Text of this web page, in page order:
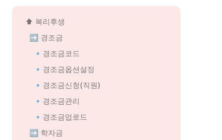
⬆️ 복리후생
➡️ 경조금
🔹경조금코드
🔹경조금옵션설정
🔹경조금신청(직원)
🔹경조금관리
🔹경조금업로드
➡️ 학자금